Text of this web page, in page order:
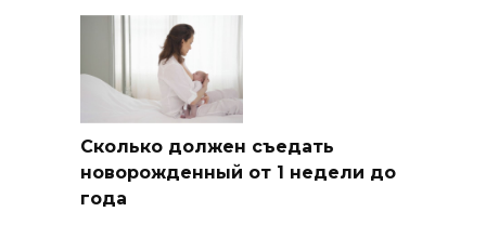
Сколько должен съедать
новорожденный от 1 недели до
года